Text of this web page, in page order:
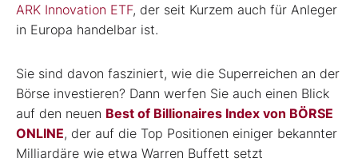
ARK Innovation ETF, der seit Kurzem auch für Anleger
in Europa handelbar ist.
Sie sind davon fasziniert, wie die Superreichen an der
Börse investieren? Dann werfen Sie auch einen Blick
auf den neuen Best of Billionaires Index von BÖRSE
ONLINE, der auf die Top Positionen einiger bekannter
Milliardäre wie etwa Warren Buffett setzt